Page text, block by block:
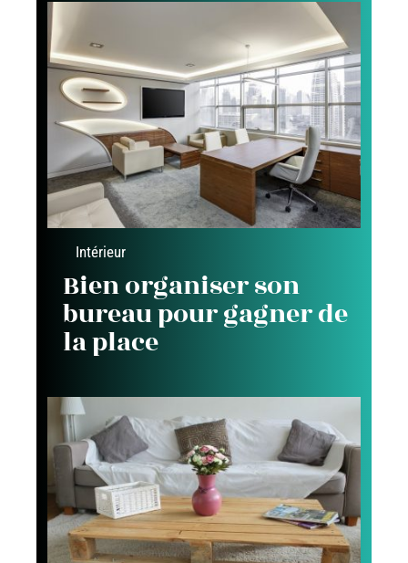
Intérieur
Bien organiser son
bureau pour gagner de
la place